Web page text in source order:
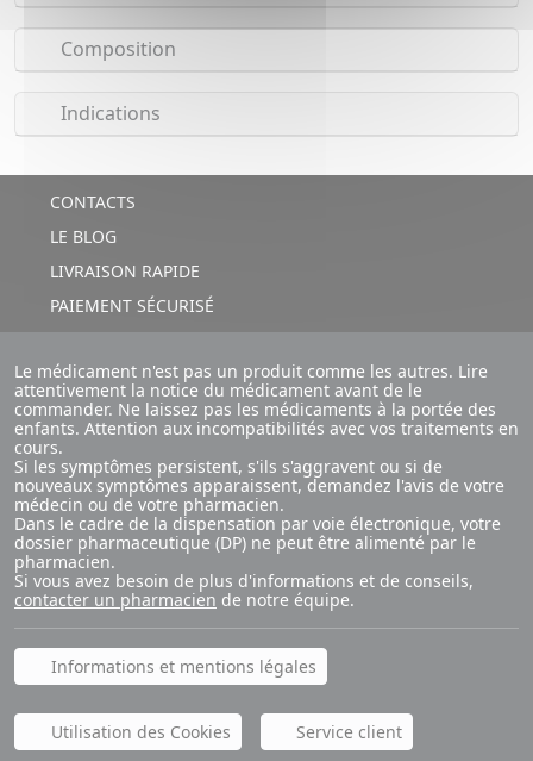
Composition
Indications
CONTACTS
LE BLOG
LIVRAISON RAPIDE
PAIEMENT SÉCURISÉ
Le médicament n'est pas un produit comme les autres. Lire
attentivement la notice du médicament avant de le
commander. Ne laissez pas les médicaments à la portée des
enfants. Attention aux incompatibilités avec vos traitements en
cours.
Si les symptômes persistent, s'ils s'aggravent ou si de
nouveaux symptômes apparaissent, demandez l'avis de votre
médecin ou de votre pharmacien.
Dans le cadre de la dispensation par voie électronique, votre
dossier pharmaceutique (DP) ne peut être alimenté par le
pharmacien.
Si vous avez besoin de plus d'informations et de conseils,
contacter un pharmacien de notre équipe.
Informations et mentions légales
Utilisation des Cookies Service client